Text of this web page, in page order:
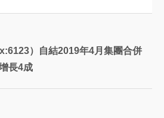
）自結2019年4月集團合併
長4成